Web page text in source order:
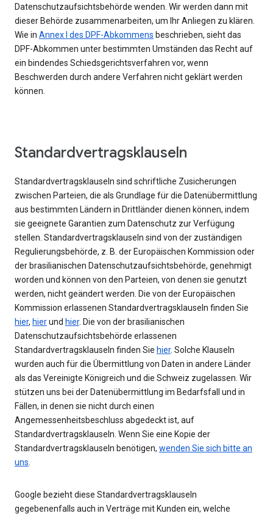
Datenschutzaufsichtsbehörde wenden. Wir werden dann mit
dieser Behörde zusammenarbeiten, um Ihr Anliegen zu klären.
Wie in Annex I des DPF-Abkommens beschrieben, sieht das
DPF-Abkommen unter bestimmten Umständen das Recht auf
ein bindendes Schiedsgerichtsverfahren vor, wenn
Beschwerden durch andere Verfahren nicht geklärt werden
können.
Standardvertragsklauseln
Standardvertragsklauseln sind schriftliche Zusicherungen
zwischen Parteien, die als Grundlage für die Datenübermittlung
aus bestimmten Ländern in Drittländer dienen können, indem
sie geeignete Garantien zum Datenschutz zur Verfügung
stellen. Standardvertragsklauseln sind von der zuständigen
Regulierungsbehörde, z. B. der Europäischen Kommission oder
der brasilianischen Datenschutzaufsichtsbehörde, genehmigt
worden und können von den Parteien, von denen sie genutzt
werden, nicht geändert werden. Die von der Europäischen
Kommission erlassenen Standardvertragsklauseln finden Sie
hier, hierund hier. Die von der brasilianischen
Datenschutzaufsichtsbehörde erlassenen
Standardvertragsklauseln finden Sie hier. Solche Klauseln
wurden auch für die Übermittlung von Daten in andere Länder
als das Vereinigte Königreich und die Schweiz zugelassen. Wir
stützen uns bei der Datenübermittlung im Bedarfsfall und in
Fällen, in denen sie nicht durch einen
Angemessenheitsbeschluss abgedeckt ist, auf
Standardvertragsklauseln. Wenn Sie eine Kopie der
Standardvertragsklauseln benötigen, wenden Sie sich bitte an
uns.
Google bezieht diese Standardvertragsklauseln
gegebenenfalls auch in Verträge mit Kunden ein, welche